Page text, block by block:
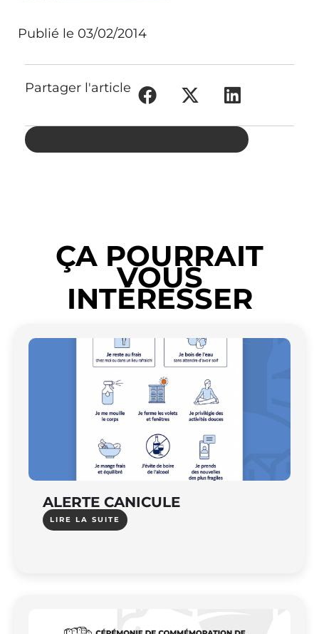
Publié le 03/02/2014
Partager l'article
ÇA POURRAIT
VOUS
INTÉRESSER
ALERTE CANICULE
LIRE LA SUITE